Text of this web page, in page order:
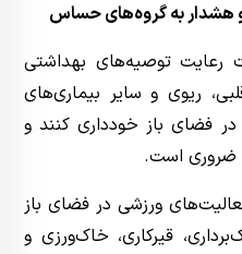
هشدار به گروه‌های حساس
رعایت توصیه‌های بهداشتی
ریوی و سایر بیماری‌های
فضای باز خودداری کنند و
ضروری است.
ورزشی در فضای باز
قیرکاری، خاک‌ورزی و